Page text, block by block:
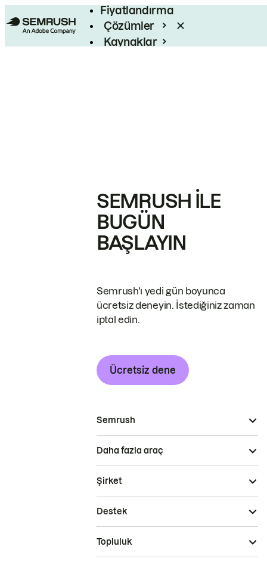
Fiyatlandırma
Çözümler
Kaynaklar
SEMRUSH ILE
BUGÜN
BAŞLAYIN
Semrush'ı yedi gün boyunca
ücretsiz deneyin. İstediğiniz zaman
iptal edin.
Ücretsiz dene
Semrush
Daha fazla araç
Şirket
Destek
Topluluk